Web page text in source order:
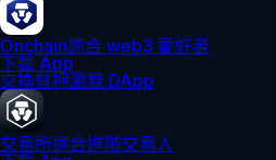
Onchain適合 web3 愛好者
下載 App
交換質押瀏覽 DApp
交易所適合進階交易人